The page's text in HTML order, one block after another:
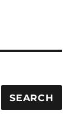
SEARCH